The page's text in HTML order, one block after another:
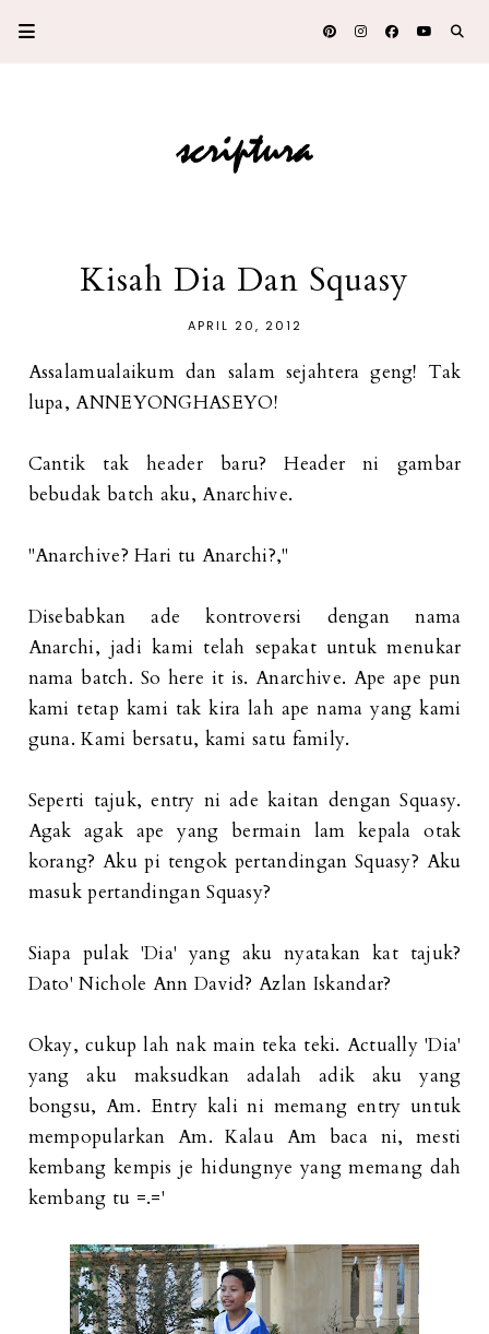
Kisah Dia Dan Squasy
APRIL 20, 2012
Assalamualaikum dan salam sejahtera geng! Tak
lupa, ANNEYONGHASEYO!
Cantik tak header baru? Header ni gambar
bebudak batch aku, Anarchive.
"Anarchive? Hari tu Anarchi?,"
Disebabkan ade kontroversi dengan nama
Anarchi, jadi kami telah sepakat untuk menukar
nama batch. So here it is. Anarchive. Ape ape pun
kami tetap kami tak kira lah ape nama yang kami
guna. Kami bersatu, kami satu family.
Seperti tajuk, entry ni ade kaitan dengan Squasy.
Agak agak ape yang bermain lam kepala otak
korang? Aku pi tengok pertandingan Squasy? Aku
masuk pertandingan Squasy?
Siapa pulak 'Dia' yang aku nyatakan kat tajuk?
Dato' Nichole Ann David? Azlan Iskandar?
Okay, cukup lah nak main teka teki. Actually 'Dia'
yang aku maksudkan adalah adik aku yang
bongsu, Am. Entry kali ni memang entry untuk
mempopularkan Am. Kalau Am baca ni, mesti
kembang kempis je hidungnye yang memang dah
kembang tu =.='